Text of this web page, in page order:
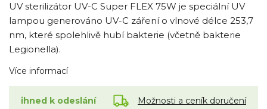
UV sterilizátor UV-C Super FLEX 75W je speciální UV
lampou generováno UV-C záření o vlnové délce 253,7
nm, které spolehlivě hubí bakterie (včetně bakterie
Legionella).
Více informací
ihned k odeslání Možnosti a ceník doručení